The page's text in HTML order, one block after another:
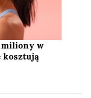
w
kosztują